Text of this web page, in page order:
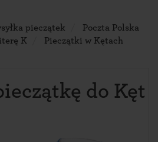
pieczątek
Poczta Polska
K
Pieczątki w Kętach
do Kęt